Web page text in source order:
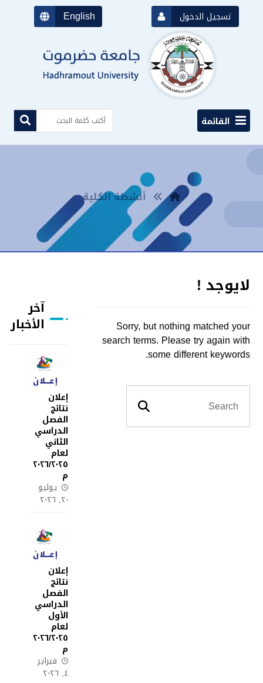
English تسجيل الدخول
القائمة
أنشطة الكلية
لايوجد !
Sorry, but nothing matched your
search terms. Please try again with
some different keywords.
آخر
الأخبار
إعلان
نتائج
الفصل
الدراسي
الثاني
لعام
٢٠٢٦/٢٠٢٥
م
يوليو
٢٠, ٢٠٢٦
إعلان
نتائج
الفصل
الدراسي
الأول
لعام
٢٠٢٦/٢٠٢٥
م
فبراير
٤, ٢٠٢٦